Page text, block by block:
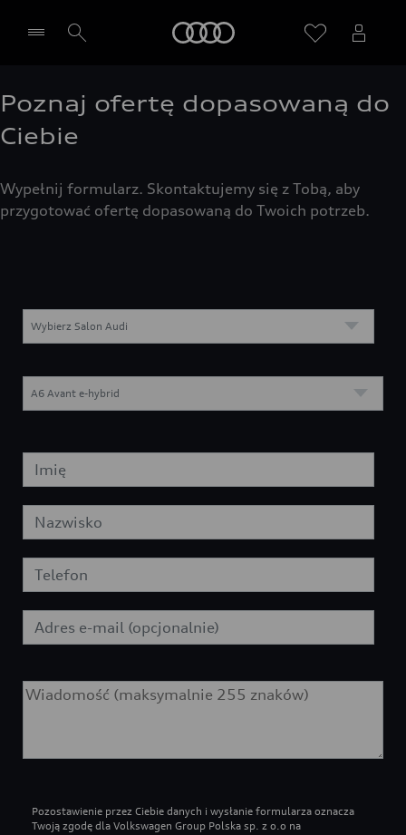
Wybierz Twojego Partnera Audi
Poznaj ofertę dopasowaną do
Ciebie
Wypełnij formularz. Skontaktujemy się z Tobą, aby
przygotować ofertę dopasowaną do Twoich potrzeb.